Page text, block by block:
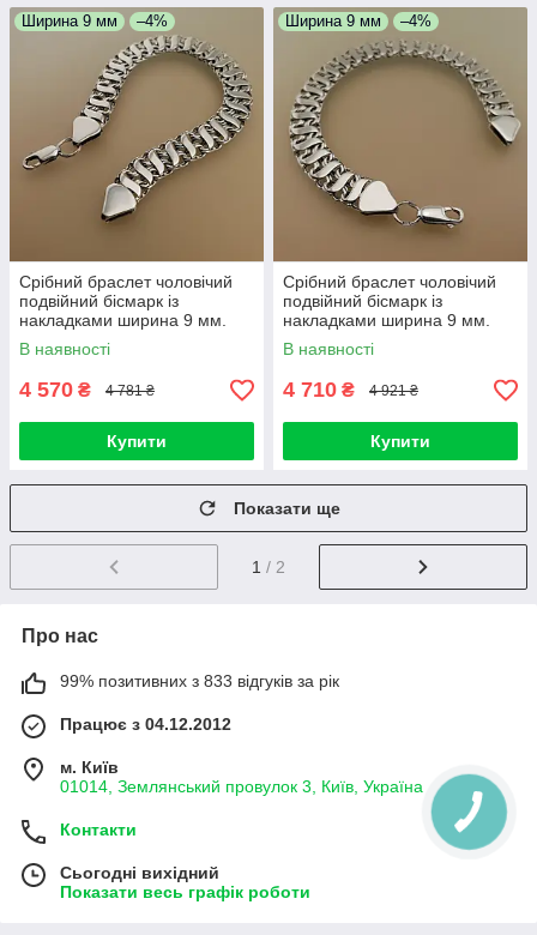
Ширина 9 мм –4%
Срібний браслет чоловічий
подвійний бісмарк із
накладками ширина 9 мм.
Браслет срібний чоловічий на
руки. 23,5 см
В наявності
4 570 ₴ 4 781 ₴
Купити
Ширина 9 мм –4%
Срібний браслет чоловічий
подвійний бісмарк із
накладками ширина 9 мм.
Браслет срібний чоловічий на
руки. 24 см
В наявності
4 710 ₴ 4 921 ₴
Купити
Показати ще
1 / 2
Про нас
99% позитивних з 833 відгуків за рік
Працює з 04.12.2012
м. Київ
01014, Землянський провулок 3, Київ, Україна
Контакти
Сьогодні вихідний
Показати весь графік роботи